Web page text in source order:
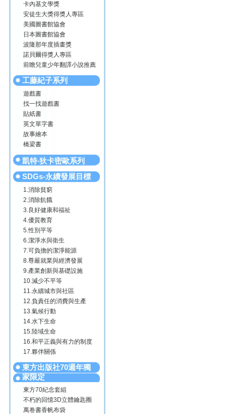
卡內基文學獎
安徒生大獎得獎人專區
美國圖書館協會
日本圖書館協會
波隆那年度插畫獎
諾貝爾得獎人專區
前瞻兒童少年翻譯小說推薦
工藤紀子系列
遊戲書
找一找遊戲書
貼紙書
英文單字書
故事繪本
橋梁書
凱特‧狄卡密歐系列
SDGs-永續發展目標
1.消除貧窮
2.消除飢餓
3.良好健康和福祉
4.優質教育
5.性別平等
6.潔淨水與衛生
7.可負擔的潔淨能源
8.尊嚴就業與經濟發展
9.產業創新與基礎設施
10.減少不平等
11.永續城市與社區
12.負責任的消費與生產
13.氣候行動
14.水下生命
15.陸域生命
16.和平正義與有力的制度
17.夥伴關係
東方出版社70週年獨
家限定
東方70紀念套組
不朽的回憶3D立體鑰匙圈
萬卷書香帆布袋